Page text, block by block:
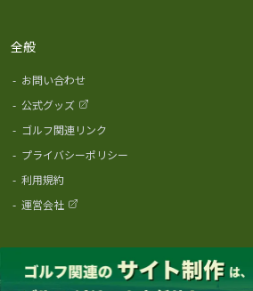
全般
- お問い合わせ
- 公式グッズ
- ゴルフ関連リンク
- プライバシーポリシー
- 利用規約
- 運営会社